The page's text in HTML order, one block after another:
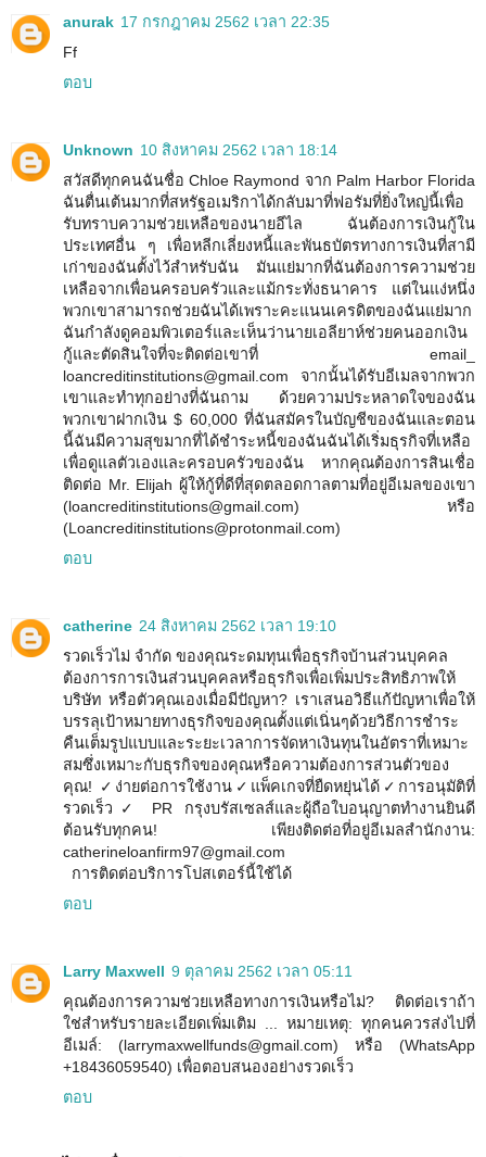
anurak 17 กรกฎาคม 2562 เวลา 22:35
Ff
ตอบ
Unknown 10 สิงหาคม 2562 เวลา 18:14
สวัสดีทุกคนฉันชื่อ Chloe Raymond จาก Palm Harbor Florida
ฉันตื่นเต้นมากที่สหรัฐอเมริกาได้กลับมาที่ฟอรัมที่ยิ่งใหญ่นี้เพื่อ
รับทราบความช่วยเหลือของนายอีไล ฉันต้องการเงินกู้ใน
ประเทศอื่น ๆ เพื่อหลีกเลี่ยงหนี้และพันธบัตรทางการเงินที่สามี
เก่าของฉันตั้งไว้สำหรับฉัน มันแย่มากที่ฉันต้องการความช่วย
เหลือจากเพื่อนครอบครัวและแม้กระทั่งธนาคาร แต่ในแง่หนึ่ง
พวกเขาสามารถช่วยฉันได้เพราะคะแนนเครดิตของฉันแย่มาก
ฉันกำลังดูคอมพิวเตอร์และเห็นว่านายเอลียาห์ช่วยคนออกเงิน
กู้และตัดสินใจที่จะติดต่อเขาที่ email_
loancreditinstitutions@gmail.com จากนั้นได้รับอีเมลจากพวก
เขาและทำทุกอย่างที่ฉันถาม ด้วยความประหลาดใจของฉัน
พวกเขาฝากเงิน $ 60,000 ที่ฉันสมัครในบัญชีของฉันและตอน
นี้ฉันมีความสุขมากที่ได้ชำระหนี้ของฉันฉันได้เริ่มธุรกิจที่เหลือ
เพื่อดูแลตัวเองและครอบครัวของฉัน หากคุณต้องการสินเชื่อ
ติดต่อ Mr. Elijah ผู้ให้กู้ที่ดีที่สุดตลอดกาลตามที่อยู่อีเมลของเขา
(loancreditinstitutions@gmail.com) หรือ
(Loancreditinstitutions@protonmail.com)
ตอบ
catherine 24 สิงหาคม 2562 เวลา 19:10
รวดเร็วไม่ จำกัด ของคุณระดมทุนเพื่อธุรกิจบ้านส่วนบุคคล
ต้องการการเงินส่วนบุคคลหรือธุรกิจเพื่อเพิ่มประสิทธิภาพให้
บริษัท หรือตัวคุณเองเมื่อมีปัญหา? เราเสนอวิธีแก้ปัญหาเพื่อให้
บรรลุเป้าหมายทางธุรกิจของคุณตั้งแต่เนิ่นๆด้วยวิธีการชำระ
คืนเต็มรูปแบบและระยะเวลาการจัดหาเงินทุนในอัตราที่เหมาะ
สมซึ่งเหมาะกับธุรกิจของคุณหรือความต้องการส่วนตัวของ
คุณ! ✓ง่ายต่อการใช้งาน✓แพ็คเกจที่ยืดหยุ่นได้✓การอนุมัติที่
รวดเร็ว✓ PR กรุงบรัสเซลส์และผู้ถือใบอนุญาตทำงานยินดี
ต้อนรับทุกคน! เพียงติดต่อที่อยู่อีเมลสำนักงาน:
catherineloanfirm97@gmail.com
การติดต่อบริการโปสเตอร์นี้ใช้ได้
ตอบ
Larry Maxwell 9 ตุลาคม 2562 เวลา 05:11
คุณต้องการความช่วยเหลือทางการเงินหรือไม่? ติดต่อเราถ้า
ใช่สำหรับรายละเอียดเพิ่มเติม ... หมายเหตุ: ทุกคนควรส่งไปที่
อีเมล์: (larrymaxwellfunds@gmail.com) หรือ (WhatsApp
+18436059540) เพื่อตอบสนองอย่างรวดเร็ว
ตอบ